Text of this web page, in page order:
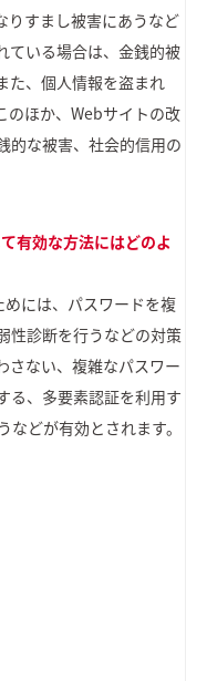
りすまし被害にあうなど
ている場合は、金銭的被
た、個人情報を盗まれ
のほか、Webサイトの改
的な被害、社会的信用の
有効な方法にはどのよ
には、パスワードを複
性診断を行うなどの対策
さない、複雑なパスワー
る、多要素認証を利用す
どが有効とされます。